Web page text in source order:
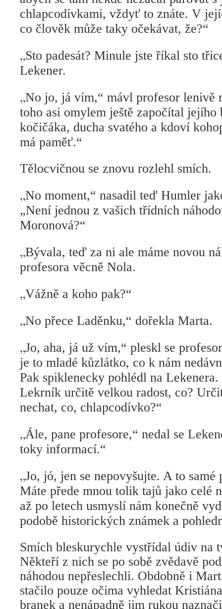
chlapcodívkami, vždyť to znáte. V
co člověk může taky očekávat, že?“
„Sto padesát? Minule jste říkal sto
Lekener.
„No jo, já vím,“ mávl profesor lenivě
toho asi omylem ještě započítal jejího
kočičáka, ducha svatého a kdoví
má paměť.“
Tělocvičnou se znovu rozlehl smích.
„No moment,“ nasadil teď Humler
„Není jednou z vašich třídních
Moronová?“
„Bývala, teď za ni ale máme novou
profesora věcně Nola.
„Vážně a koho pak?“
„No přece Laděnku,“ dořekla Marta.
„Jo, aha, já už vím,“ pleskl se
je to mladé kůzlátko, co k nám
Pak spiklenecky pohlédl na
Lekrník určitě velkou radost, co?
nechat, co, chlapcodívko?“
„Ále, pane profesore,“ nedal se
toky informací.“
„Jo, jó, jen se nepovyšujte. A to
Máte přede mnou tolik tajů jako celé
až po letech usmyslí nám konečně
podobě historických známek a
Smích bleskurychle vystřídal údiv na
Někteří z nich se po sobě zvědavě
náhodou nepřeslechli. Obdobně i
stačilo pouze očima vyhledat
branek a nenápadně jim rukou